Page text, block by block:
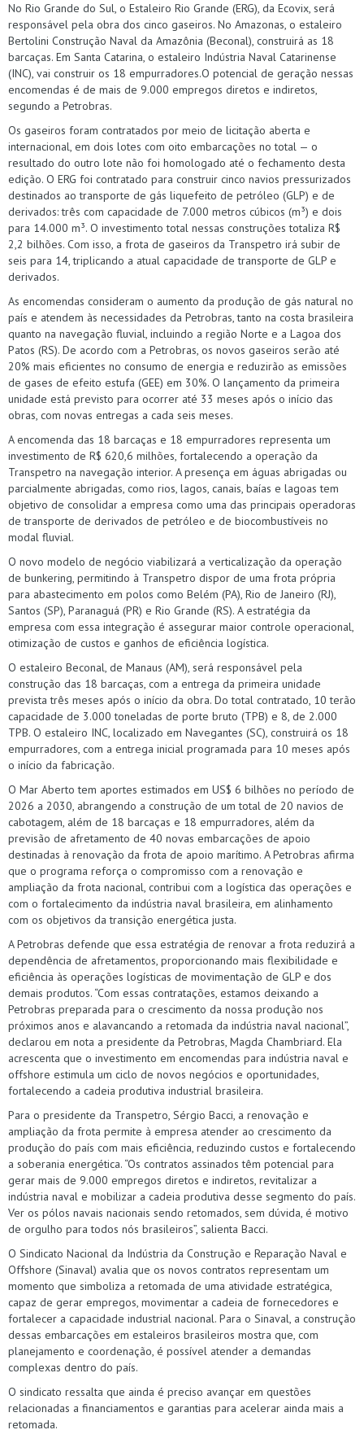
No Rio Grande do Sul, o Estaleiro Rio Grande (ERG), da Ecovix, será
responsável pela obra dos cinco gaseiros. No Amazonas, o estaleiro
Bertolini Construção Naval da Amazônia (Beconal), construirá as 18
barcaças. Em Santa Catarina, o estaleiro Indústria Naval Catarinense
(INC), vai construir os 18 empurradores.O potencial de geração nessas
encomendas é de mais de 9.000 empregos diretos e indiretos,
segundo a Petrobras.
Os gaseiros foram contratados por meio de licitação aberta e
internacional, em dois lotes com oito embarcações no total — o
resultado do outro lote não foi homologado até o fechamento desta
edição. O ERG foi contratado para construir cinco navios pressurizados
destinados ao transporte de gás liquefeito de petróleo (GLP) e de
derivados: três com capacidade de 7.000 metros cúbicos (m³) e dois
para 14.000 m³. O investimento total nessas construções totaliza R$
2,2 bilhões. Com isso, a frota de gaseiros da Transpetro irá subir de
seis para 14, triplicando a atual capacidade de transporte de GLP e
derivados.
As encomendas consideram o aumento da produção de gás natural no
país e atendem às necessidades da Petrobras, tanto na costa brasileira
quanto na navegação fluvial, incluindo a região Norte e a Lagoa dos
Patos (RS). De acordo com a Petrobras, os novos gaseiros serão até
20% mais eficientes no consumo de energia e reduzirão as emissões
de gases de efeito estufa (GEE) em 30%. O lançamento da primeira
unidade está previsto para ocorrer até 33 meses após o início das
obras, com novas entregas a cada seis meses.
A encomenda das 18 barcaças e 18 empurradores representa um
investimento de R$ 620,6 milhões, fortalecendo a operação da
Transpetro na navegação interior. A presença em águas abrigadas ou
parcialmente abrigadas, como rios, lagos, canais, baías e lagoas tem
objetivo de consolidar a empresa como uma das principais operadoras
de transporte de derivados de petróleo e de biocombustíveis no
modal fluvial.
O novo modelo de negócio viabilizará a verticalização da operação
de bunkering, permitindo à Transpetro dispor de uma frota própria
para abastecimento em polos como Belém (PA), Rio de Janeiro (RJ),
Santos (SP), Paranaguá (PR) e Rio Grande (RS). A estratégia da
empresa com essa integração é assegurar maior controle operacional,
otimização de custos e ganhos de eficiência logística.
O estaleiro Beconal, de Manaus (AM), será responsável pela
construção das 18 barcaças, com a entrega da primeira unidade
prevista três meses após o início da obra. Do total contratado, 10 terão
capacidade de 3.000 toneladas de porte bruto (TPB) e 8, de 2.000
TPB. O estaleiro INC, localizado em Navegantes (SC), construirá os 18
empurradores, com a entrega inicial programada para 10 meses após
o início da fabricação.
O Mar Aberto tem aportes estimados em US$ 6 bilhões no período de
2026 a 2030, abrangendo a construção de um total de 20 navios de
cabotagem, além de 18 barcaças e 18 empurradores, além da
previsão de afretamento de 40 novas embarcações de apoio
destinadas à renovação da frota de apoio marítimo. A Petrobras afirma
que o programa reforça o compromisso com a renovação e
ampliação da frota nacional, contribui com a logística das operações e
com o fortalecimento da indústria naval brasileira, em alinhamento
com os objetivos da transição energética justa.
A Petrobras defende que essa estratégia de renovar a frota reduzirá a
dependência de afretamentos, proporcionando mais flexibilidade e
eficiência às operações logísticas de movimentação de GLP e dos
demais produtos. “Com essas contratações, estamos deixando a
Petrobras preparada para o crescimento da nossa produção nos
próximos anos e alavancando a retomada da indústria naval nacional”,
declarou em nota a presidente da Petrobras, Magda Chambriard. Ela
acrescenta que o investimento em encomendas para indústria naval e
offshore estimula um ciclo de novos negócios e oportunidades,
fortalecendo a cadeia produtiva industrial brasileira.
Para o presidente da Transpetro, Sérgio Bacci, a renovação e
ampliação da frota permite à empresa atender ao crescimento da
produção do país com mais eficiência, reduzindo custos e fortalecendo
a soberania energética. “Os contratos assinados têm potencial para
gerar mais de 9.000 empregos diretos e indiretos, revitalizar a
indústria naval e mobilizar a cadeia produtiva desse segmento do país.
Ver os pólos navais nacionais sendo retomados, sem dúvida, é motivo
de orgulho para todos nós brasileiros”, salienta Bacci.
O Sindicato Nacional da Indústria da Construção e Reparação Naval e
Offshore (Sinaval) avalia que os novos contratos representam um
momento que simboliza a retomada de uma atividade estratégica,
capaz de gerar empregos, movimentar a cadeia de fornecedores e
fortalecer a capacidade industrial nacional. Para o Sinaval, a construção
dessas embarcações em estaleiros brasileiros mostra que, com
planejamento e coordenação, é possível atender a demandas
complexas dentro do país.
O sindicato ressalta que ainda é preciso avançar em questões
relacionadas a financiamentos e garantias para acelerar ainda mais a
retomada.